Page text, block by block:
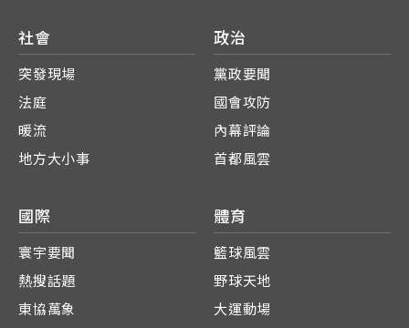
社會
突發現場
法庭
暖流
地方大小事
政治
黨政要聞
國會攻防
內幕評論
首都風雲
國際
寰宇要聞
熱搜話題
東協萬象
體育
籃球風雲
野球天地
大運動場